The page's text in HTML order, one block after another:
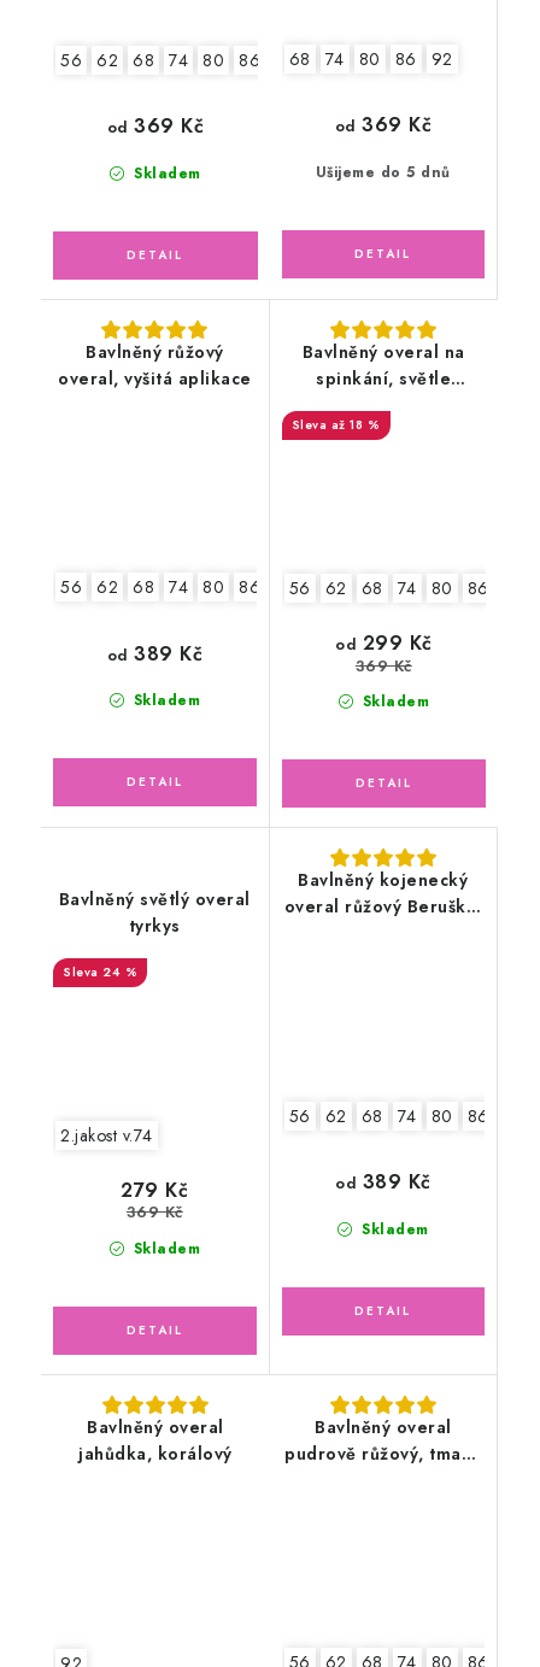
56 62 68 74 80 86 92
Skladem
od 369 Kč
68 74 80 86 92
Ušijeme do 5 dnů
od 369 Kč
Bavlněný růžový
overal, vyšitá aplikace
56 62 68 74 80 86 92
Skladem
od 389 Kč
Bavlněný overal na
spinkání, světle
až 18 %
56 62 68 74 80 86
Skladem
od 299 Kč
369 Kč
Bavlněný světlý overal
tyrkys
24 %
2.jakost v.74
Skladem
279 Kč
369 Kč
Bavlněný kojenecký
overal růžový Beruška,
56 62 68 74 80 86
Skladem
od 389 Kč
Bavlněný overal
jahůdka, korálový
Bavlněný overal
pudrově růžový, tmavé